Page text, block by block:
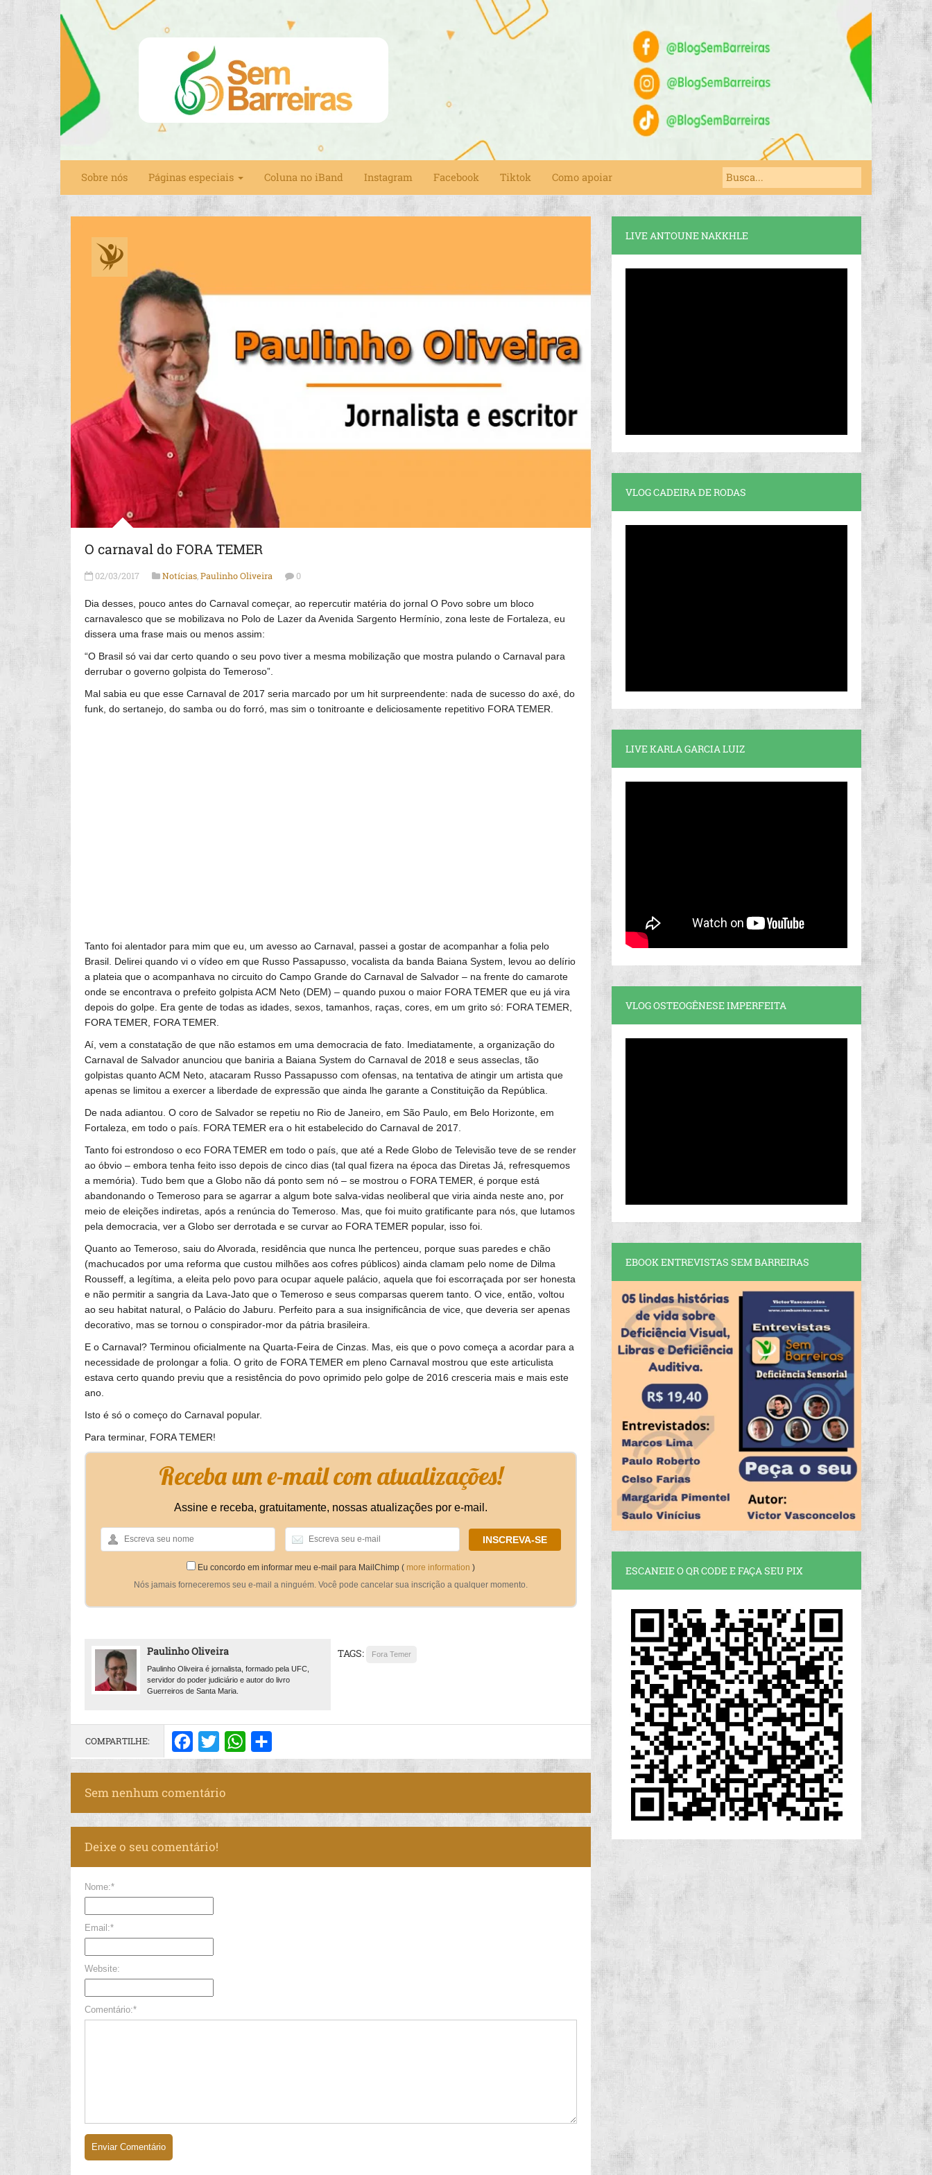
Sobre nós Páginas especiais Coluna no iBand Instagram Facebook Tiktok Como apoiar
O carnaval do FORA TEMER
02/03/2017 Notícias Paulinho Oliveira 0
Dia desses, pouco antes do Carnaval começar, ao repercutir matéria do jornal O Povo sobre um bloco
carnavalesco que se mobilizava no Polo de Lazer da Avenida Sargento Hermínio, zona leste de Fortaleza, eu
dissera uma frase mais ou menos assim:
“O Brasil só vai dar certo quando o seu povo tiver a mesma mobilização que mostra pulando o Carnaval para
derrubar o governo golpista do Temeroso”.
Mal sabia eu que esse Carnaval de 2017 seria marcado por um hit surpreendente: nada de sucesso do axé, do
funk, do sertanejo, do samba ou do forró, mas sim o tonitroante e deliciosamente repetitivo FORA TEMER.
Tanto foi alentador para mim que eu, um avesso ao Carnaval, passei a gostar de acompanhar a folia pelo
Brasil. Delirei quando vi o vídeo em que Russo Passapusso, vocalista da banda Baiana System, levou ao delírio
a plateia que o acompanhava no circuito do Campo Grande do Carnaval de Salvador – na frente do camarote
onde se encontrava o prefeito golpista ACM Neto (DEM) – quando puxou o maior FORA TEMER que eu já vira
depois do golpe. Era gente de todas as idades, sexos, tamanhos, raças, cores, em um grito só: FORA TEMER,
FORA TEMER, FORA TEMER.
Aí, vem a constatação de que não estamos em uma democracia de fato. Imediatamente, a organização do
Carnaval de Salvador anunciou que baniria a Baiana System do Carnaval de 2018 e seus asseclas, tão
golpistas quanto ACM Neto, atacaram Russo Passapusso com ofensas, na tentativa de atingir um artista que
apenas se limitou a exercer a liberdade de expressão que ainda lhe garante a Constituição da República.
De nada adiantou. O coro de Salvador se repetiu no Rio de Janeiro, em São Paulo, em Belo Horizonte, em
Fortaleza, em todo o país. FORA TEMER era o hit estabelecido do Carnaval de 2017.
Tanto foi estrondoso o eco FORA TEMER em todo o país, que até a Rede Globo de Televisão teve de se render
ao óbvio – embora tenha feito isso depois de cinco dias (tal qual fizera na época das Diretas Já, refresquemos
a memória). Tudo bem que a Globo não dá ponto sem nó – se mostrou o FORA TEMER, é porque está
abandonando o Temeroso para se agarrar a algum bote salva-vidas neoliberal que viria ainda neste ano, por
meio de eleições indiretas, após a renúncia do Temeroso. Mas, que foi muito gratificante para nós, que lutamos
pela democracia, ver a Globo ser derrotada e se curvar ao FORA TEMER popular, isso foi.
Quanto ao Temeroso, saiu do Alvorada, residência que nunca lhe pertenceu, porque suas paredes e chão
(machucados por uma reforma que custou milhões aos cofres públicos) ainda clamam pelo nome de Dilma
Rousseff, a legítima, a eleita pelo povo para ocupar aquele palácio, aquela que foi escorraçada por ser honesta
e não permitir a sangria da Lava-Jato que o Temeroso e seus comparsas querem tanto. O vice, então, voltou
ao seu habitat natural, o Palácio do Jaburu. Perfeito para a sua insignificância de vice, que deveria ser apenas
decorativo, mas se tornou o conspirador-mor da pátria brasileira.
E o Carnaval? Terminou oficialmente na Quarta-Feira de Cinzas. Mas, eis que o povo começa a acordar para a
necessidade de prolongar a folia. O grito de FORA TEMER em pleno Carnaval mostrou que este articulista
estava certo quando previu que a resistência do povo oprimido pelo golpe de 2016 cresceria mais e mais este
ano.
Isto é só o começo do Carnaval popular.
Para terminar, FORA TEMER!
Receba um e-mail com atualizações!
Assine e receba, gratuitamente, nossas atualizações por e-mail.
Eu concordo em informar meu e-mail para MailChimp ( more information )
Nós jamais forneceremos seu e-mail a ninguém. Você pode cancelar sua inscrição a qualquer momento.
Paulinho Oliveira
Paulinho Oliveira é jornalista, formado pela UFC,
servidor do poder judiciário e autor do livro
Guerreiros de Santa Maria.
TAGS: Fora Temer
COMPARTILHE: Facebook
Twitter WhatsApp
Sem nenhum comentário
Deixe o seu comentário!
Nome:*
Email:*
Website:
Comentário:*
LIVE ANTOUNE NAKKHLE
VLOG CADEIRA DE RODAS
LIVE KARLA GARCIA LUIZ
VLOG OSTEOGÊNESE IMPERFEITA
EBOOK ENTREVISTAS SEM BARREIRAS
ESCANEIE O QR CODE E FAÇA SEU PIX